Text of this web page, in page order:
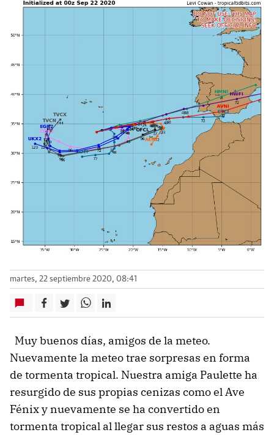
martes, 22 septiembre 2020, 08:41
Muy buenos días, amigos de la meteo.
Nuevamente la meteo trae sorpresas en forma
de tormenta tropical. Nuestra amiga Paulette ha
resurgido de sus propias cenizas como el Ave
Fénix y nuevamente se ha convertido en
tormenta tropical al llegar sus restos a aguas más